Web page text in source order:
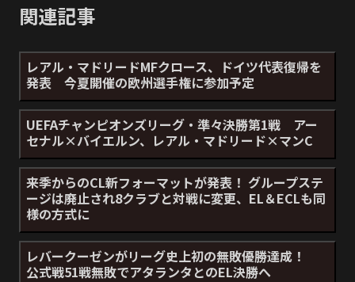
関連記事
レアル・マドリードMFクロース、ドイツ代表復帰を
発表 今夏開催の欧州選手権に参加予定
UEFAチャンピオンズリーグ・準々決勝第1戦 アー
セナル×バイエルン、レアル・マドリード×マンC
来季からのCL新フォーマットが発表！ グループステ
ージは廃止され8クラブと対戦に変更、EL＆ECLも同
様の方式に
レバークーゼンがリーグ史上初の無敗優勝達成！
公式戦51戦無敗でアタランタとのEL決勝へ